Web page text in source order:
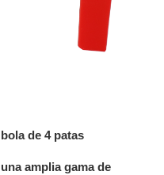
de 4 patas
amplia gama de